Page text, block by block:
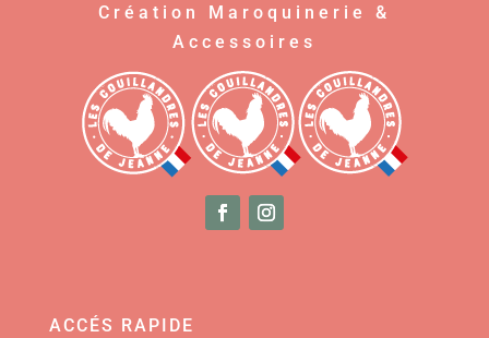
Création Maroquinerie &
Accessoires
ACCÉS RAPIDE